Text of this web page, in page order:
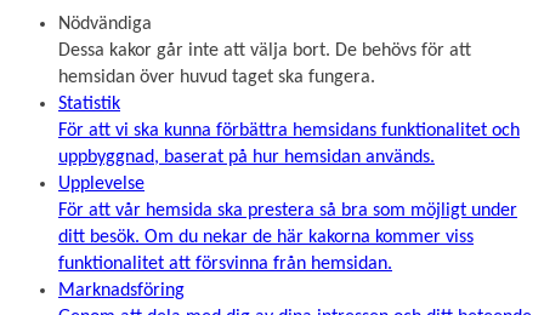
Nödvändiga
Dessa kakor går inte att välja bort. De behövs för att
hemsidan över huvud taget ska fungera.
Statistik
För att vi ska kunna förbättra hemsidans funktionalitet och
uppbyggnad, baserat på hur hemsidan används.
Upplevelse
För att vår hemsida ska prestera så bra som möjligt under
ditt besök. Om du nekar de här kakorna kommer viss
funktionalitet att försvinna från hemsidan.
Marknadsföring